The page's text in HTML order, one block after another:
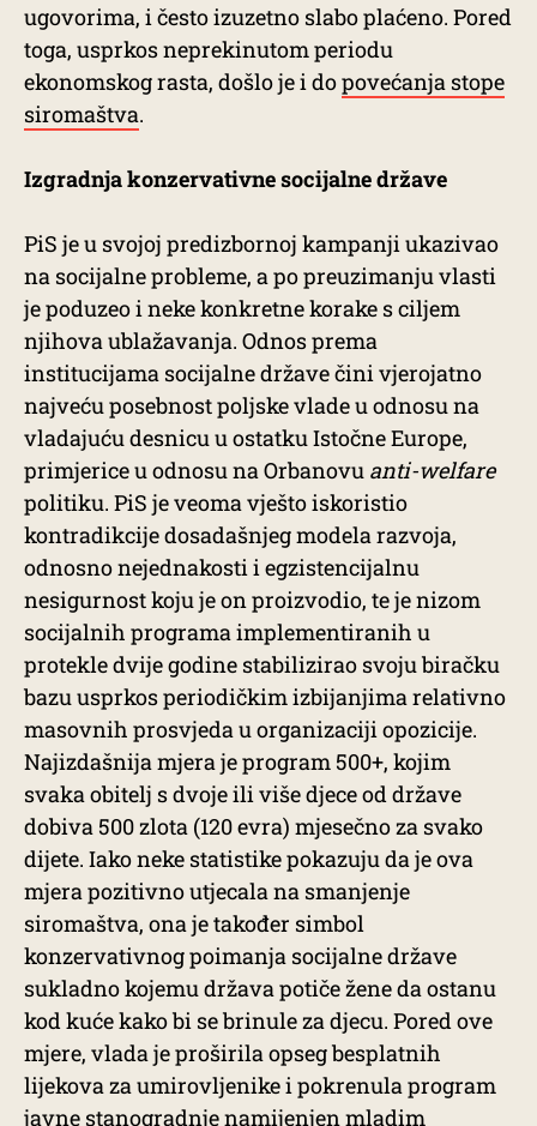
ugovorima, i često izuzetno slabo plaćeno. Pored
toga, usprkos neprekinutom periodu
ekonomskog rasta, došlo je i dopovećanja stope
siromaštva.
Izgradnja konzervativne socijalne države
PiS je u svojoj predizbornoj kampanji ukazivao
na socijalne probleme, a po preuzimanju vlasti
je poduzeo i neke konkretne korake s ciljem
njihova ublažavanja. Odnos prema
institucijama socijalne države čini vjerojatno
najveću posebnost poljske vlade u odnosu na
vladajuću desnicu u ostatku Istočne Europe,
primjerice u odnosu na Orbanovu anti-welfare
politiku. PiS je veoma vješto iskoristio
kontradikcije dosadašnjeg modela razvoja,
odnosno nejednakosti i egzistencijalnu
nesigurnost koju je on proizvodio, te je nizom
socijalnih programa implementiranih u
protekle dvije godine stabilizirao svoju biračku
bazu usprkos periodičkim izbijanjima relativno
masovnih prosvjeda u organizaciji opozicije.
Najizdašnija mjera je program 500+, kojim
svaka obitelj s dvoje ili više djece od države
dobiva 500 zlota (120 evra) mjesečno za svako
dijete. Iako neke statistike pokazuju da je ova
mjera pozitivno utjecala na smanjenje
siromaštva, ona je također simbol
konzervativnog poimanja socijalne države
sukladno kojemu država potiče žene da ostanu
kod kuće kako bi se brinule za djecu. Pored ove
mjere, vlada je proširila opseg besplatnih
lijekova za umirovljenike i pokrenula program
javne stanogradnje namijenjen mladim